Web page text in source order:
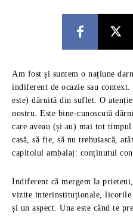
Am fost și suntem o națiune
indiferent de ocazie sau
este) dăruită din suflet. O
nostru. Este bine-cunoscută
care aveau (și au) mai tot
casă, să fie, să nu trebuiască,
capitolul ambalaj: conținutul
Indiferent că mergem la
vizite interinstituționale, licorile
și un aspect. Una este când te